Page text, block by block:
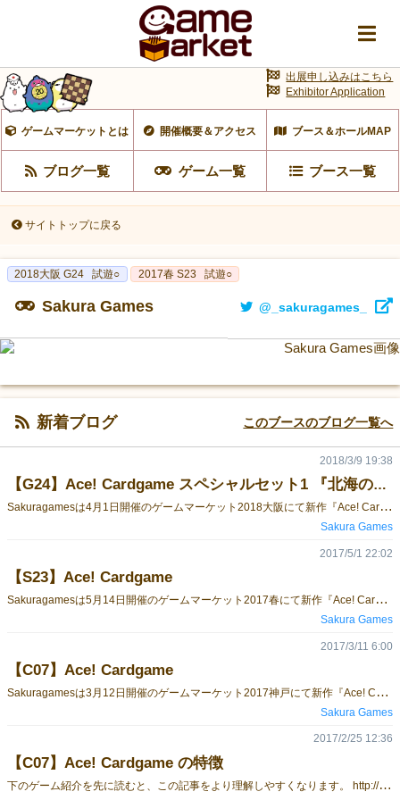
ゲームマーケットとは 開催概要＆アクセス ブース＆ホールMAP
ブログ一覧 ゲーム一覧 ブース一覧
出展申し込みはこちら
Exhibitor Application
サイトトップに戻る
2018大阪 G24 試遊○ 2017春 S23 試遊○
Sakura Games @_sakuragames_
新着ブログ このブースのブログ一覧へ
【G24】Ace! Cardgame スペシャルセット1 『北海の魔獣あざらしさん』など
S
akuragamesは4月1日開催のゲームマーケット2018大阪にて新作『Ace! Cardgame スペシャルセット1『北海の魔獣あざらしさん』』の販売及び過去のゲームマーケットで販売したゲームの再販を行います。 お品書きはこちら。 ① Seven Six 2015年に販売した2v2対戦ボードゲーム『Seven Six』を再販します。在庫が少ないため、購入はお早めに。 ②Ace! Cardgame スペシャルセット1 『北海の魔獣あざらしさん』 Ace! Cardgame の第3セットは人気LINEスタンプとのコラボ！2018年春の新作です。（『北海の魔獣あざらしさん』はグレー(@haiirogray)のキャラクターです。） Ace! Cardgameはプレイヤーが構築したデッキを持ち寄るTCGタイプのゲームであり、このセットは1人用の構築済みデッキが入っていますが、1箱で2人で遊ぶことも可能です。この1デッキを共有して遊ぶ『共有デッキ戦』をさらに楽しくする『共有デッキ戦専用第二山札シート』は Ace! Cardgameのウェブページでダウンロードが可能です。 既存セット（③④）と組み合わせるとさらに楽しく遊べます。
2018/3/9 19:38
Sakura Games
【S23】Ace! Cardgame
S
akuragamesは5月14日開催のゲームマーケット2017春にて新作『Ace! Cardgame スタートセット』及び『Ace! Cardgame 拡張セット1』を販売します。 Ace! Cardgameはプレイヤーが構築したデッキを持ち寄るTCGタイプのゲームですが、構築したデッキ1個（スタートセット1箱）で遊ぶことも可能です。 今回のゲームマーケットではこの1デッキを共有して遊ぶ『共有デッキ戦』をさらに楽しくする『共有デッキ戦専用第二山札シート』をスタートセットの購入者に配布する予定です。（Ace! Cardgameのウェブページでもダウンロードが可能です。）各プレイヤーはゲームで使うデッキの内容を見てから、シートのカードを用いて7枚のカードから構成される第二山札を構築し対戦します。（同じ名前のカードを複数用いる場合は対戦前にシートをコピーしてから遊んでください。） ゲームの試遊も可能ですので、ぜひ遊びに来てくださいね。
2017/5/1 22:02
Sakura Games
【C07】Ace! Cardgame
S
akuragamesは3月12日開催のゲームマーケット2017神戸にて新作『Ace! Cardgame スタートセット』及び『Ace! Cardgame 拡張セット1』を販売します。
2017/3/11 6:00
Sakura Games
【C07】Ace! Cardgame の特徴
下
のゲーム紹介を先に読むと、この記事をより理解しやすくなります。 http://gamemarket.jp/game/ace-cardgame/ http://gamemarket.jp/blog/%E3%80%90c07%E3%80%91ace-cardgame%E3%81%A7%E9%81%8A%E3%81%BC%E3%81%86%E3%80%90%E3%82%B2%E3%83%BC%E3%83%A0%E3%81%AE%E6%B5%81%E3%82%8C%E7%B7%A8%E3%80%91/ 「今回は『Ace! Cardgame』の特徴を紹介するよ！！」 「今回紹介する特徴はこの4つ！」 Aceカード レベルゾーン リアクションステップ 大きな文字 「一つ目はこのゲームのタイトルにもなっている、『Ace』を持つカードたち！」 「Ace!カードはどれも強力なカードばかり。1枚で勝敗を決める能力を持っているんだ！」 「でもAceカードは強い代わりにデメリットも持ってて、Aceカードが自分の捨て札置き場に3枚以上置かれるとゲームに敗北してしまう。」 「Aceカードの多くは大きな＜使用＞コストやカードを捨て札置き場に置く能力を持っているので、Aceカードをデッキに入れすぎるとこのルールで負けてしまうぞ！」 「二つ目はレベルゾーンのルール！各ターンのレベルアップフェイズごとに1枚のカードが山札からレベルゾーンの一番上に置かれる。レベルゾーンに置かれたカードの枚数がプレイヤーのレベルになるんだ。」 「プレイヤーは自分のレベル以下のカードを手札から＜使用＞できる。レベルゾーンに置かれたカードが多いほど強いカードを使えるぞ！」 「一部のカードはレベルゾーンの一番上が特定の色でなければ＜使用＞できなかったり、レベルゾーンに置かれている時だけ使える能力を持っていたりするよ。」 「レベルの他にコストを持っているカードはレベルゾーンのカードを上からコストの数だけ捨て札にすることで＜使用＞できる。強いカードを出せる代わりに、次から出せるカードの種類が減ってしまうんだ。」 「ところで下の状況を見てみよう。自分のレベルゾーンにはカードが3枚（上から『消失』、『怪盗』、『秘術師』）置かれていて、相手の場には強力な知識カードである『商館』とキャラクター1体が出ている。」 手札： 「この状況でとれる行動は3つ。」 手札の『未来からの贈り物』を＜使用＞して『怪盗』をレベルゾーンから場に出す。 手札の『神話の悪魔』を＜使用＞して場に出す。 レベルゾーンの『怪盗』の起動型能力を起動して相手の『商館』を捨て札にする。 「1番をするとレベルが2になって『神話の悪魔』が出せなくなる代わりに、終了フェイズに『怪盗』がレベルゾーンの一番上に置かれて手札から『爆弾』を＜使用＞できるようになる。」 「2番をするとAceカードが捨て札置き場に置かれてしまう上に『怪盗』が捨て札に置かれてしまい、さらに手札のカードが＜使用＞できなくなる。」 「3番をすると手札の『神話の悪魔』が＜使用＞できなくなり、『未来からの贈り物』で出せるカードが無くなってしまう。」 「このようなもどかしい状況がよく発生するのも『Ace! Cardgame』の魅力の一つだよ！」 「三つ目はリアクションステップのルール！これは攻撃フェイズ中に防御側のプレイヤーがカードの＜使用＞などの行動を1つだけ行えるルールだよ。」 「早速だけど次の状況でどうするか考えてほしいな。自分のターン中でレベルは0、手札は『古代の兵士』1枚だけ。」 「対戦相手は私ですね。こちらの手札も1枚あります。」 「じゃあとりあえず『古代の兵士』を＜使用＞して攻撃します。」 「リアクションステップ、『小火球』を＜使用＞して『古代の兵士』を捨て札にします。」 「続いてこちらのターン、こちらも『古代の兵士』を＜使用＞して攻撃です。」 「攻撃できなかった上に2ダメージ受けてしまった…」 「そうだね。じゃ『古代の兵士』を＜使用＞していなかったらどうなった？」 「えっと…こっちの場にキャラクターが出ないから『小火球』を使われることが無くて、相手が次のターンに『古代の兵士』を出してきてもリアクションステップで手札に残った『古代の兵士』を出してダメージを受けない！」 「そうそう。単に防御できるだけでなく、こういう細かい攻防ができるのもリアクションステップのルールのいいところだよ。」 「最後はカードのパワーやレベルなどが大きい文字で印刷されていることだね。」 「このゲームではパワーやレベルはよく参照される重要な数字だ。相手の場に出ているときやレベルゾーンに重ねられている時でも見やすいように大きな文字で印刷されているぞ！」 「テストプレイの成果ですね！」 「『Ace! Cardgame』は2017年3月12日のゲームマーケット2017神戸より販売開始！4月までには東京や大阪のゲームショップでも買えるようになる予定だよ！」
2017/2/25 12:36